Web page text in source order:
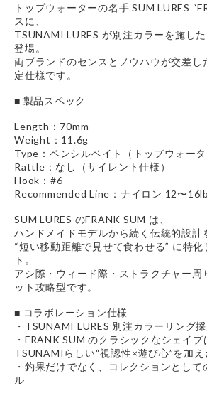
トップウォーターの名手 SUM LURES
スに、
TSUNAMI LURES が別注カラーを施し
登場。
両ブランドのセンスとノウハウが交差し
定仕様です。
■ 製品スペック
Length：70mm
Weight：11.6g
Type：ペンシルベイト（トップウォータ
Rattle：なし（サイレント仕様）
Hook：#6
Recommended Line：ナイロン 12〜16lb
SUM LURES のFRANK SUM は、
ハンドメイドモデルから続く伝統的設計
“短い移動距離で見せて食わせる” に特化
ト。
アシ際・ウィード際・ストラクチャー周
ット攻略型です。
■ コラボレーション仕様
・TSUNAMI LURES 別注カラーリング採
・FRANK SUM のクラシックなシェイプ
TSUNAMIらしい“視認性×遊び心”を加え
・釣果だけでなく、コレクションとし
ル